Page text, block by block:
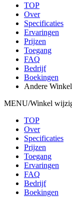
TOP
Over
Specificaties
Ervaringen
Prijzen
Toegang
FAQ
Bedrijf
Boekingen
Andere
MENU/Winkel
TOP
Over
Specificaties
Prijzen
Toegang
Ervaringen
FAQ
Bedrijf
Boekingen